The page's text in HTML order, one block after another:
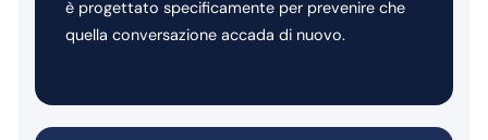
è progettato specificamente per prevenire che
quella conversazione accada di nuovo.